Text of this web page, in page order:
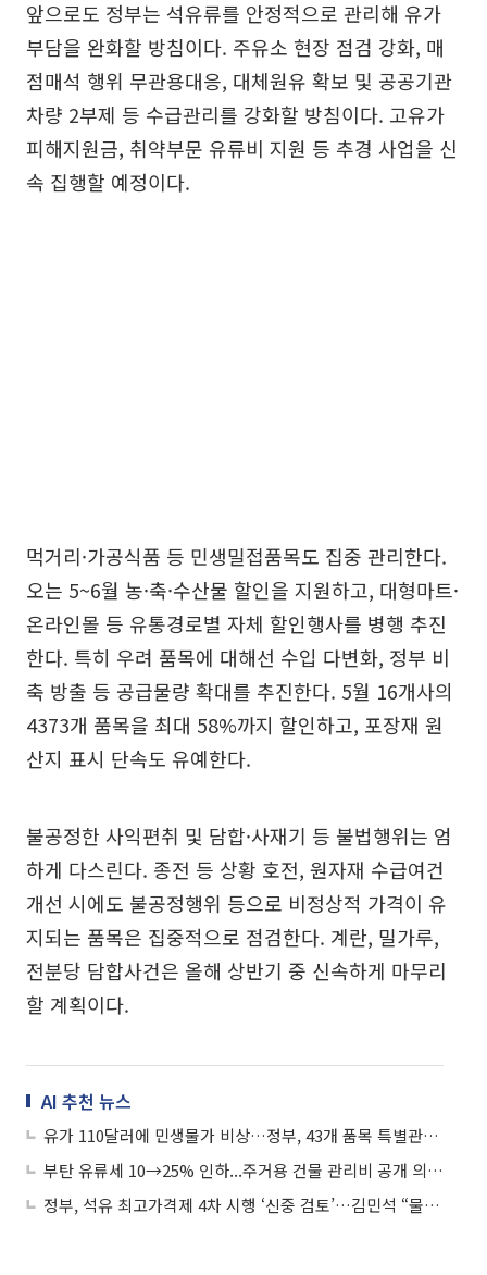
앞으로도 정부는 석유류를 안정적으로 관리해 유가
부담을 완화할 방침이다. 주유소 현장 점검 강화, 매
점매석 행위 무관용대응, 대체원유 확보 및 공공기관
차량 2부제 등 수급관리를 강화할 방침이다. 고유가
피해지원금, 취약부문 유류비 지원 등 추경 사업을 신
속 집행할 예정이다.
먹거리·가공식품 등 민생밀접품목도 집중 관리한다.
오는 5~6월 농·축·수산물 할인을 지원하고, 대형마트·
온라인몰 등 유통경로별 자체 할인행사를 병행 추진
한다. 특히 우려 품목에 대해선 수입 다변화, 정부 비
축 방출 등 공급물량 확대를 추진한다. 5월 16개사의
4373개 품목을 최대 58%까지 할인하고, 포장재 원
산지 표시 단속도 유예한다.
불공정한 사익편취 및 담합·사재기 등 불법행위는 엄
하게 다스린다. 종전 등 상황 호전, 원자재 수급여건
개선 시에도 불공정행위 등으로 비정상적 가격이 유
지되는 품목은 집중적으로 점검한다. 계란, 밀가루,
전분당 담합사건은 올해 상반기 중 신속하게 마무리
할 계획이다.
AI 추천 뉴스
유가 110달러에 민생물가 비상…정부, 43개 품목 특별관리 강화
부탄 유류세 10→25% 인하...주거용 건물 관리비 공개 의무화
정부, 석유 최고가격제 4차 시행 ‘신중 검토’…김민석 “물가 억제 효과 확인”